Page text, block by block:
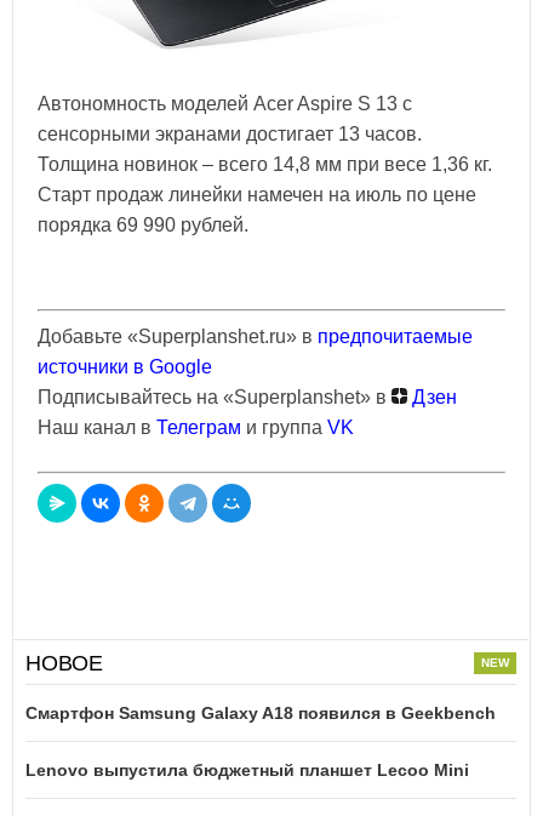
Автономность моделей Acer Aspire S 13 с
сенсорными экранами достигает 13 часов.
Толщина новинок – всего 14,8 мм при весе 1,36 кг.
Старт продаж линейки намечен на июль по цене
порядка 69 990 рублей.
Добавьте «Superplanshet.ru» в предпочитаемые
источники в Google
Подписывайтесь на «Superplanshet» в
Дзен
Наш канал в Телеграм и группа VK
НОВОЕ
Смартфон Samsung Galaxy A18 появился в Geekbench
Lenovo выпустила бюджетный планшет Lecoo Mini